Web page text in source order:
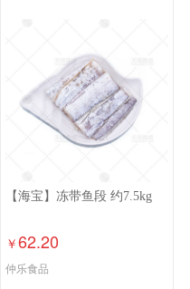
【海宝】冻带鱼段 约7.5kg
￥62.20
仲乐食品